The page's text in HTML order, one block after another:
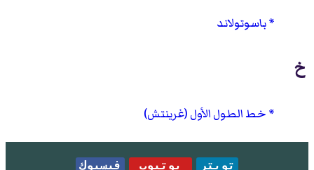
باسوتولاند
خ
خط الطول الأول (غرينتش)
تويتر يوتيوب فيسبوك